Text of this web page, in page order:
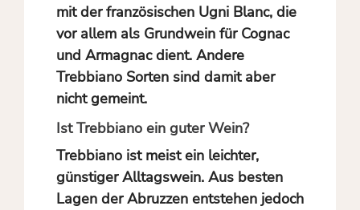
mit der französischen Ugni Blanc, die
vor allem als Grundwein für Cognac
und Armagnac dient. Andere
Trebbiano Sorten sind damit aber
nicht gemeint.
Ist Trebbiano ein guter Wein?
Trebbiano ist meist ein leichter,
günstiger Alltagswein. Aus besten
Lagen der Abruzzen entstehen jedoch